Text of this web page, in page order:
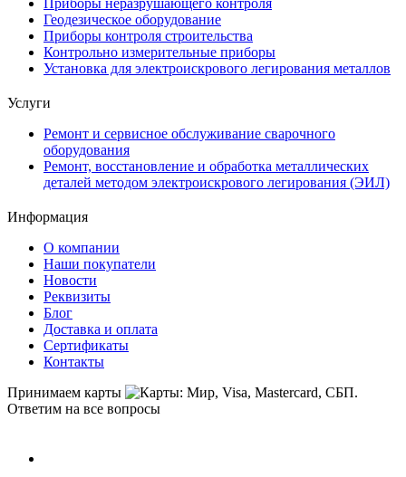
Приборы неразрушающего контроля
Геодезическое оборудование
Приборы контроля строительства
Контрольно измерительные приборы
Установка для электроискрового легирования металлов
Услуги
Ремонт и сервисное обслуживание сварочного
оборудования
Ремонт, восстановление и обработка металлических
деталей методом электроискрового легирования (ЭИЛ)
Информация
О компании
Наши покупатели
Новости
Реквизиты
Блог
Доставка и оплата
Сертификаты
Контакты
Принимаем карты
Ответим на все вопросы